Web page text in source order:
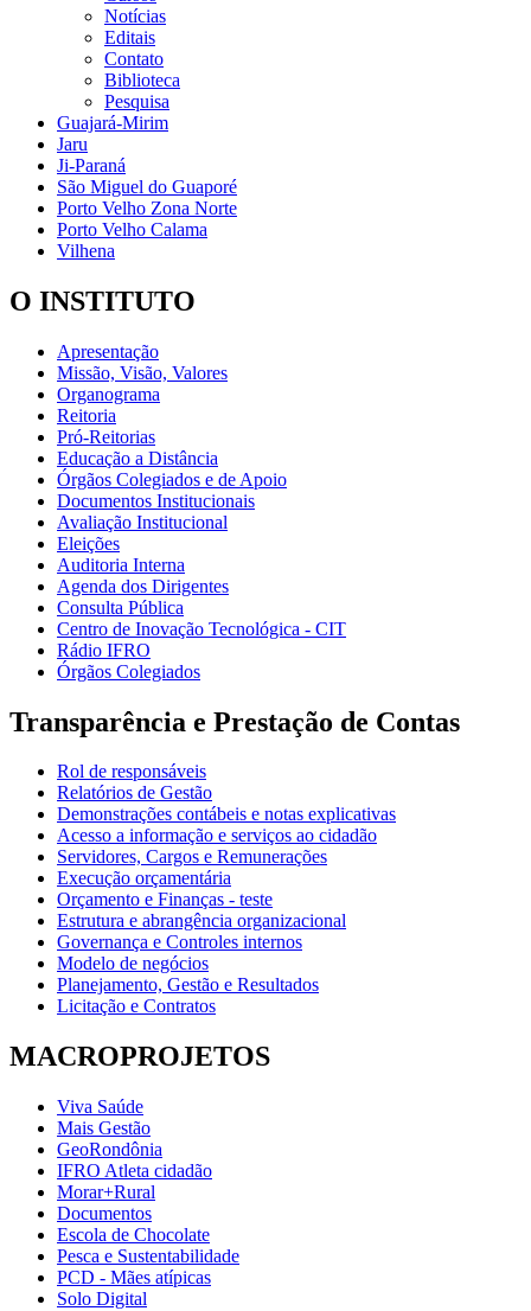
Notícias
Editais
Contato
Biblioteca
Pesquisa
Guajará-Mirim
Jaru
Ji-Paraná
São Miguel do Guaporé
Porto Velho Zona Norte
Porto Velho Calama
Vilhena
O INSTITUTO
Apresentação
Missão, Visão, Valores
Organograma
Reitoria
Pró-Reitorias
Educação a Distância
Órgãos Colegiados e de Apoio
Documentos Institucionais
Avaliação Institucional
Eleições
Auditoria Interna
Agenda dos Dirigentes
Consulta Pública
Centro de Inovação Tecnológica - CIT
Rádio IFRO
Órgãos Colegiados
Transparência e Prestação de Contas
Rol de responsáveis
Relatórios de Gestão
Demonstrações contábeis e notas explicativas
Acesso a informação e serviços ao cidadão
Servidores, Cargos e Remunerações
Execução orçamentária
Orçamento e Finanças - teste
Estrutura e abrangência organizacional
Governança e Controles internos
Modelo de negócios
Planejamento, Gestão e Resultados
Licitação e Contratos
MACROPROJETOS
Viva Saúde
Mais Gestão
GeoRondônia
IFRO Atleta cidadão
Morar+Rural
Documentos
Escola de Chocolate
Pesca e Sustentabilidade
PCD - Mães atípicas
Solo Digital